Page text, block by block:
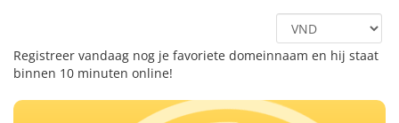
Registreer vandaag nog je favoriete domeinnaam en hij staat
binnen 10 minuten online!